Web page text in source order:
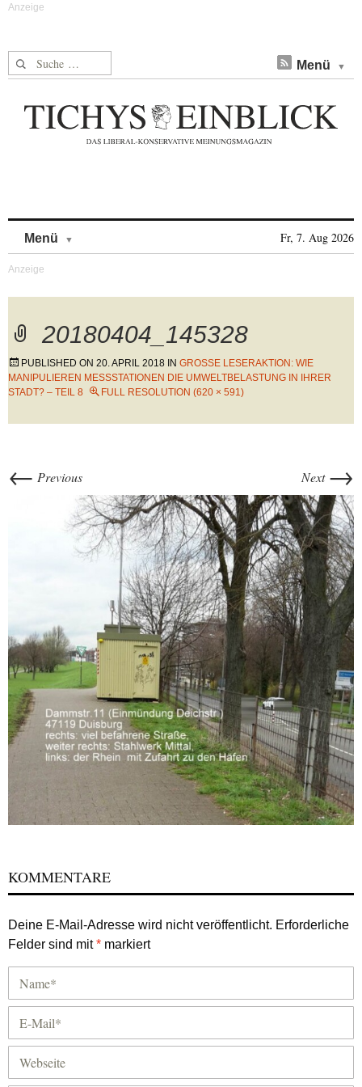
Suche nach: Menü
Menü Fr, 7. Aug 2026
20180404_145328
PUBLISHED ON 20. APRIL 2018 IN GROSSE LESERAKTION: WIE M
ANIPULIEREN MESSSTATIONEN DIE UMWELTBELASTUNG IN IHRER S
TADT? – TEIL 8
FULL RESOLUTION (620 × 591)
← Previous Next →
KOMMENTARE
Deine E-Mail-Adresse wird nicht veröffentlicht. Erforderliche
Felder sind mit* markiert